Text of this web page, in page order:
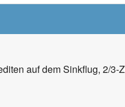
auf dem Sinkflug, 2/3-